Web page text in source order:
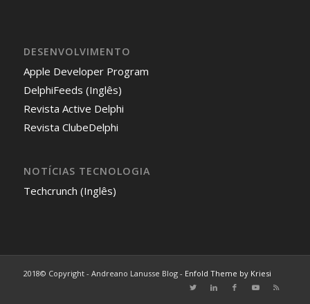
DESENVOLVIMENTO
Apple Developer Program
DelphiFeeds (Inglês)
Revista Active Delphi
Revista ClubeDelphi
NOTÍCIAS TECNOLOGIA
Techcrunch (Inglês)
2018© Copyright - Andreano Lanusse Blog - Enfold Theme by Kriesi